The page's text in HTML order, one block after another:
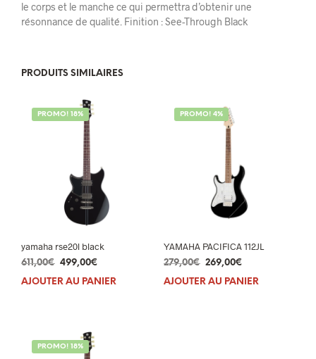
le corps et le manche ce qui permettra d’obtenir une
résonnance de qualité. Finition : See-Through Black
PRODUITS SIMILAIRES
PROMO! 18%
yamaha rse20l black
611,00€ Le
prix
499,00€
prix
AJOUTER AU PANIER
PROMO! 4%
YAMAHA PACIFICA 112JL
279,00€ Le
prix
269,00€Le
prix
AJOUTER AU PANIER
PROMO! 18%